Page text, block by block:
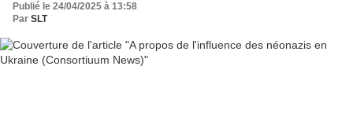
Publié le 24/04/2025 à 13:58
Par SLT